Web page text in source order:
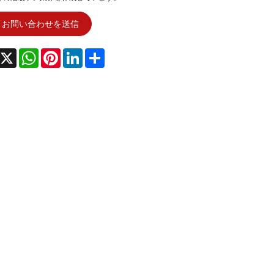
お問い合わせを送信
X WhatsAppPinterestLinkedInShare